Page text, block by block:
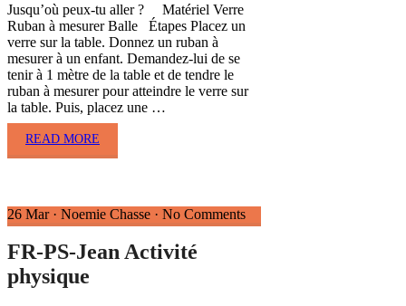
Jusqu’où peux-tu aller ? Matériel Verre
Ruban à mesurer Balle Étapes Placez un
verre sur la table. Donnez un ruban à
mesurer à un enfant. Demandez-lui de se
tenir à 1 mètre de la table et de tendre le
ruban à mesurer pour atteindre le verre sur
la table. Puis, placez une …
READ MORE
26 Mar · Noemie Chasse · No Comments
FR-PS-Jean Activité
physique